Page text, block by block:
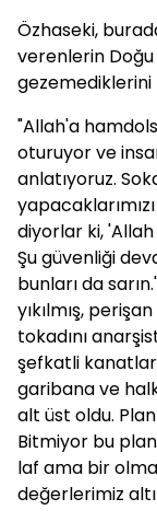
Özhaseki,
verenlerin
gezemediklerini
"Allah'a
oturuyor ve
anlatıyoruz.
diyorlar ki,
Şu güvenliği
bunları da
yıkılmış,
tokadını
şefkatli
garibana ve
alt üst oldu.
Bitmiyor bu
laf ama bir
değerlerimiz